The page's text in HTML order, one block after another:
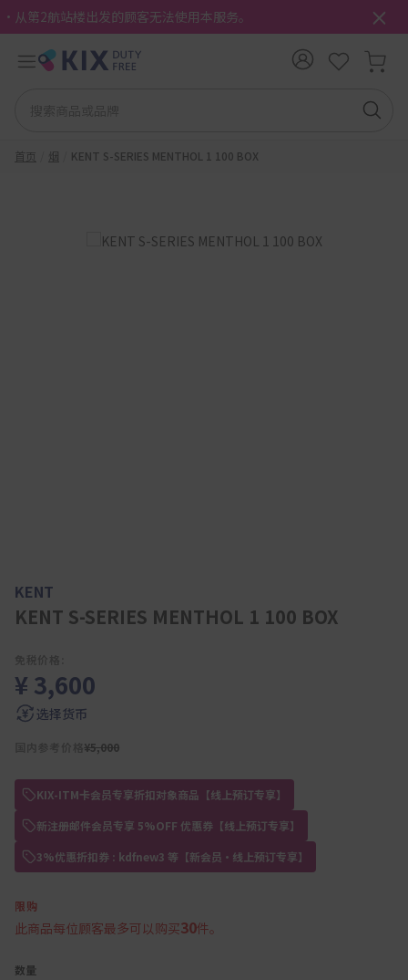
・从第2航站楼出发的顾客无法使用本服务。
首页 烟 KENT S-SERIES MENTHOL 1 100 BOX
KENT
KENT S-SERIES MENTHOL 1 100 BOX
¥ 3,600
选择货币
国内参考价格¥5,000
KIX-ITM卡会员专享折扣对象商品【线上预订专享】
新注册邮件会员专享 5%OFF 优惠券【线上预订专享】
3%优惠折扣券 : kdfnew3 等【新会员・线上预订专享】
限购
此商品每位顾客最多可以购买30件。
数量